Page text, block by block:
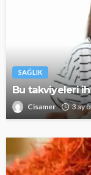
SAĞLIK
Bu takviyeleri
Cisamer 3 ay